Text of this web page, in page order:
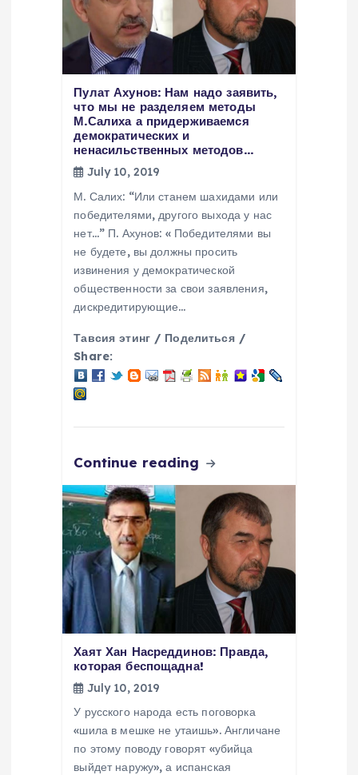
Пулат Ахунов: Нам надо заявить,
что мы не разделяем методы
М.Салиха а придерживаемся
демократических и
ненасильственных методов…
July 10, 2019
М. Салих: “Или станем шахидами или
победителями, другого выхода у нас
нет…” П. Ахунов: « Победителями вы
не будете, вы должны просить
извинения у демократической
общественности за свои заявления,
дискредитирующие…
Тавсия этинг / Поделиться /
Share:
Continue reading
Хаят Хан Насреддинов: Правда,
которая беспощадна!
July 10, 2019
У русского народа есть поговорка
«шила в мешке не утаишь». Англичане
по этому поводу говорят «убийца
выйдет наружу», а испанская